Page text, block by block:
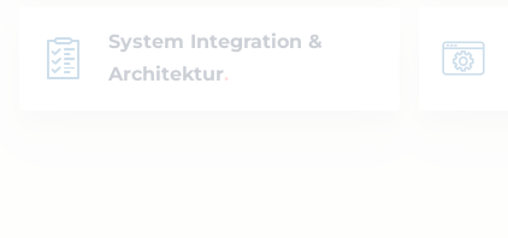
System Integration &
Architektur